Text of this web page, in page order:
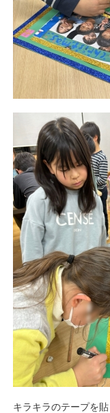
キラキラのテープを